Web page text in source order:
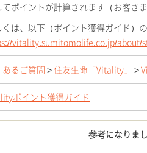
てポイントが計算されます（お客さ
は、以下（ポイント獲得ガイド）
vitality.sumitomolife.co.jp/about/
あるご質問>住友生命「Vitality」 >
ポイント獲得ガイド
参考になりま